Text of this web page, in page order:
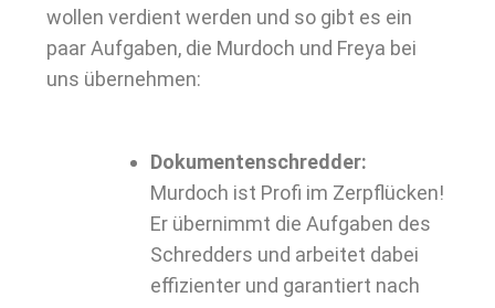
wollen verdient werden und so gibt es ein
paar Aufgaben, die Murdoch und Freya bei
uns übernehmen:
Dokumentenschredder:
Murdoch ist Profi im Zerpflücken!
Er übernimmt die Aufgaben des
Schredders und arbeitet dabei
effizienter und garantiert nach